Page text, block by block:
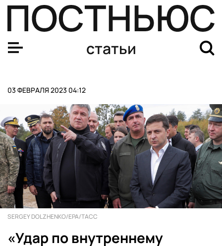
статьи
03 ФЕВРАЛЯ 2023 04:12
SERGEY DOLZHENKO/EPA/ТАСС
«Удар по внутреннему
Экономия или уловка: насколько выгодно